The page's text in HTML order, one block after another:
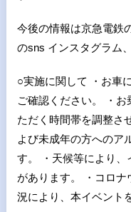
今後の情報は京急電鉄
のsns インスタグラム
○実施に関して ・お車
ご確認ください。 ・
ただく時間帯を調整さ
よび未成年の方へのア
す。 ・天候等により、
があります。 ・コロ
況により、本イベント